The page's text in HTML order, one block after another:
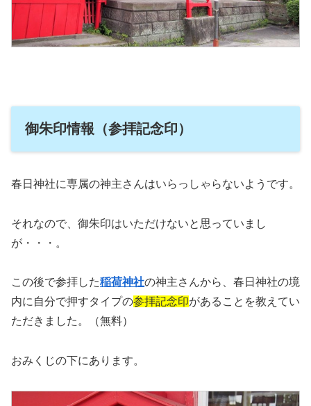
御朱印情報（参拝記念印）
春日神社に専属の神主さんはいらっしゃらないようです。
それなので、御朱印はいただけないと思っていまし
が・・・。
この後で参拝した稲荷神社の神主さんから、春日神社の境
内に自分で押すタイプの参拝記念印があることを教えてい
ただきました。（無料）
おみくじの下にあります。